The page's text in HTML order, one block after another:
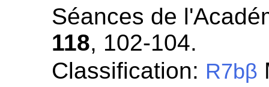
Séances de
118, 102-104.
Classification: R7bβ